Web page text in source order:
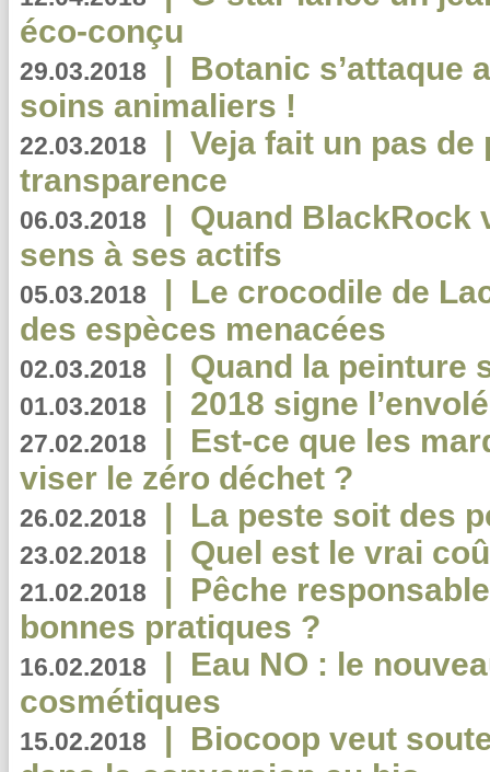
éco-conçu
29.03.2018 | Botanic s’attaque
soins animaliers !
22.03.2018 | Veja fait un pas de
transparence
06.03.2018 | Quand BlackRock
sens à ses actifs
05.03.2018 | Le crocodile de
des espèces menacées
02.03.2018 | Quand la peinture
01.03.2018 | 2018 signe
27.02.2018 | Est-ce que les
viser le zéro déchet ?
26.02.2018 | La peste soit des
23.02.2018 | Quel est le vrai
21.02.2018 | Pêche
bonnes pratiques ?
16.02.2018 | Eau NO : le
cosmétiques
15.02.2018 | Biocoop veut